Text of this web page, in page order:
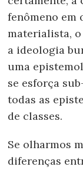
fenômeno em
materialista,
a ideologia
uma
se esforça
todas as
de classes.
Se olharmos
diferenças